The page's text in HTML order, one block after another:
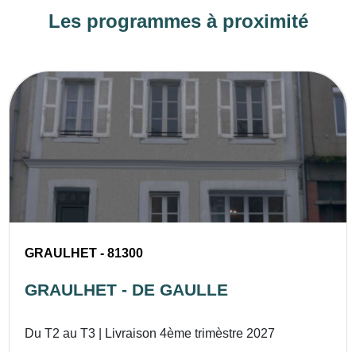
Les programmes à proximité
GRAULHET - 81300
GRAULHET - DE GAULLE
Du T2 au T3 | Livraison 4ème trimèstre 2027